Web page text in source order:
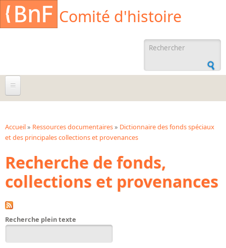
Aller au contenu principal
Comité d'histoire
recherche
À propos
Agenda
Archives administratives
Archives orales
Bibliographie sur la BnF
France
Vous êtes ici
Accueil» Ressources documentaires» Dictionnaire des fonds spéciaux
et des principales collections et provenances
Recherche de fonds,
collections et provenances
Recherche plein texte
Cookies management panel